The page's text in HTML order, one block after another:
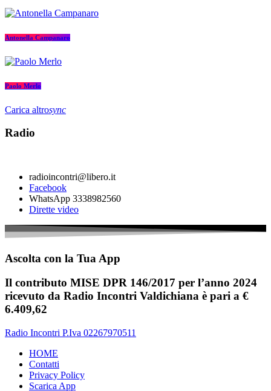
Antonella Campanaro
Paolo Merlo
Carica altrosync
Radio
radioincontri@libero.it
Facebook
WhatsApp 3338982560
Dirette video
Ascolta con la Tua App
Il contributo MISE DPR 146/2017 per l’anno 2024
ricevuto da Radio Incontri Valdichiana è pari a €
6.409,62
Radio Incontri P.Iva 02267970511
HOME
Contatti
Privacy Policy
Scarica App